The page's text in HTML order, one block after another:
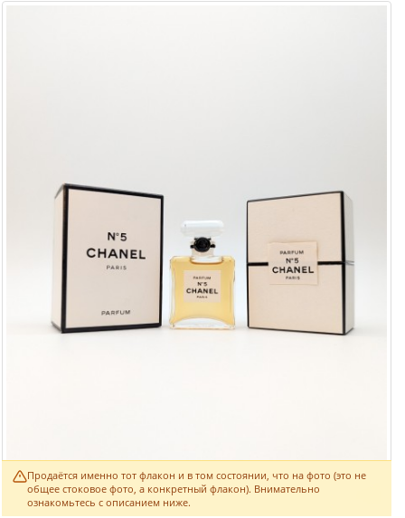
Продаётся именно тот флакон и в том состоянии, что на фото (это не
общее стоковое фото, а конкретный флакон). Внимательно
ознакомьтесь с описанием ниже.